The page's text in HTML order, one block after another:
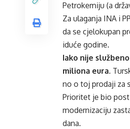
Petrokemiju (a
Za ulaganja INA i
da se cjelokupan
iduće godine.
Iako nije
miliona eura.
no o toj prodaji za
Prioritet je bio
modernizaciju
dana.